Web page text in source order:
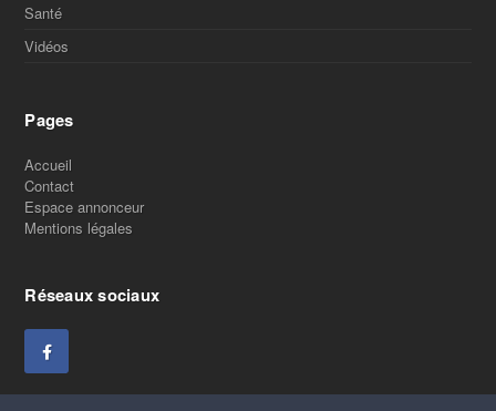
Santé
Vidéos
Pages
Accueil
Contact
Espace annonceur
Mentions légales
Réseaux sociaux